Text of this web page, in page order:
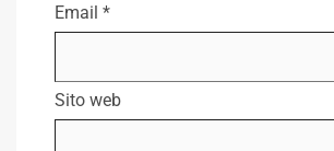
Email *
Sito web